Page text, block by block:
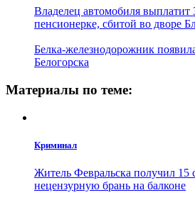
Владелец автомобиля выплатит
пенсионерке, сбитой во дворе
Белка-железнодорожник
Белогорска
Материалы по теме:
Криминал
Житель Февральска получил 15
нецензурную брань на балконе